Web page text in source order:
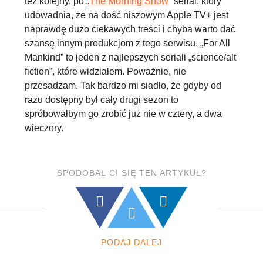
udowadnia, że na dość niszowym Apple TV+ jest
naprawdę dużo ciekawych treści i chyba warto dać
szansę innym produkcjom z tego serwisu. „For All
Mankind” to jeden z najlepszych seriali „science/alt
fiction”, które widziałem. Poważnie, nie
przesadzam. Tak bardzo mi siadło, że gdyby od
razu dostępny był cały drugi sezon to
spróbowałbym go zrobić już nie w cztery, a dwa
wieczory.
SPODOBAŁ CI SIĘ TEN ARTYKUŁ?
PODAJ DALEJ